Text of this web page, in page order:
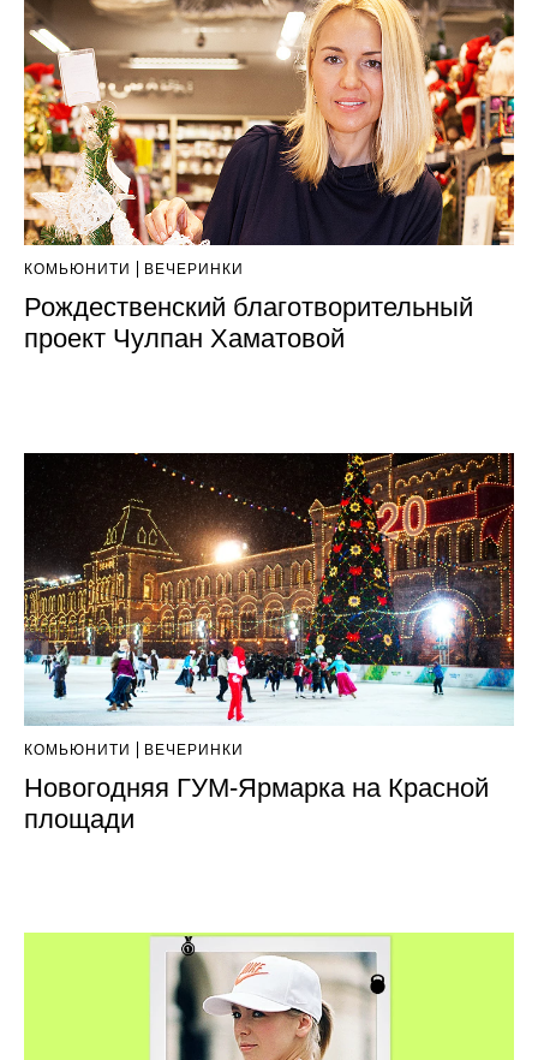
КОМЬЮНИТИ ВЕЧЕРИНКИ
Рождественский благотворительный
проект Чулпан Хаматовой
КОМЬЮНИТИ ВЕЧЕРИНКИ
Новогодняя ГУМ-Ярмарка на Красной
площади